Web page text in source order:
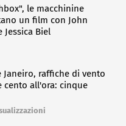
le macchinine
un film con John
Jessica Biel
Janeiro, raffiche di vento
cento all'ora: cinque